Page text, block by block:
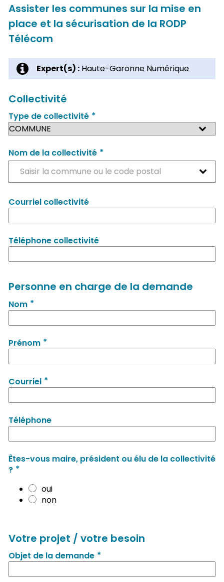
Assister les communes sur la mise en
place et la sécurisation de la RODP
Télécom
Expert(s) :Haute-Garonne Numérique
Collectivité
Type de collectivité *
Nom de la collectivité *
Saisir la commune ou le code postal
Courriel collectivité
Téléphone collectivité
Personne en charge de la demande
Nom *
Prénom *
Courriel *
Téléphone
Êtes-vous maire, président ou élu de la collectivité
? *
oui
non
Votre projet / votre besoin
Objet de la demande *